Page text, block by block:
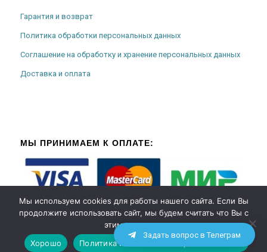
Гарантия и возврат
Политика обработки персональных данных
Соглашение на обработку и хранение персональных данных
Доставка и оплата
МЫ ПРИНИМАЕМ К ОПЛАТЕ:
Задать вопрос в Телеграм
Мы используем cookies для работы нашего сайта. Если Вы
продолжите использовать сайт, мы будем считать что Вы с
этим согласны.
Хорошо
Политика использования файлов cookies